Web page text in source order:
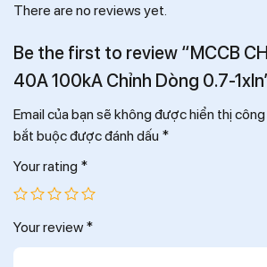
There are no reviews yet.
Be the first to review “MCCB
40A 100kA Chỉnh Dòng 0.7-
Email của bạn sẽ không được hiển thị công
bắt buộc được đánh dấu *
Your rating *
Your review *